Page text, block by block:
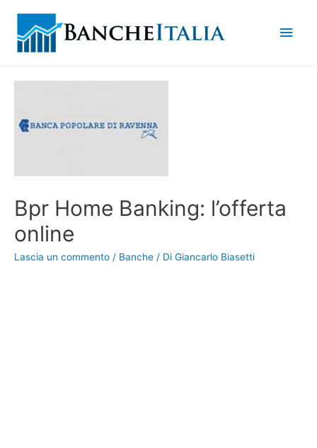
Bpr Home Banking: l’offerta
online
Lascia un commento / Banche / Di Giancarlo Biasetti